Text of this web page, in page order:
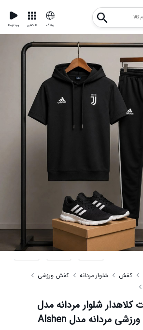
ویدئوها کالکشن وبلاگ
کفش شلوار مردانه
کفش ورزشی
شلوار مردانه مدل